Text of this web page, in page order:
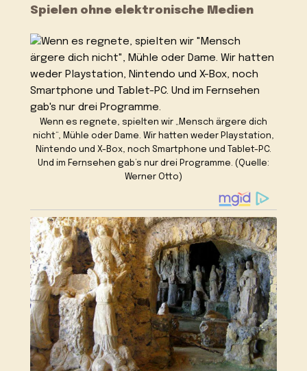
Spielen ohne elektronische Medien
Wenn es regnete, spielten wir „Mensch ärgere dich
nicht“, Mühle oder Dame. Wir hatten weder Playstation,
Nintendo und X-Box, noch Smartphone und Tablet-PC.
Und im Fernsehen gab’s nur drei Programme. (Quelle:
Werner Otto)